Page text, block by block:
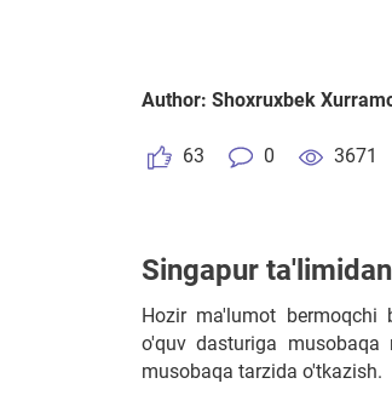
Author: Shoxruxbek
63 0 3671
Singapur
Hozir ma'lumot
o'quv dasturiga musobaqa
musobaqa tarzida o'tkazish.